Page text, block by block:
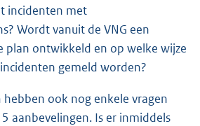
incidenten met
Wordt vanuit de VNG een
plan ontwikkeld en op welke wijze
gemeld worden?
hebben ook nog enkele vragen
aanbevelingen. Is er inmiddels